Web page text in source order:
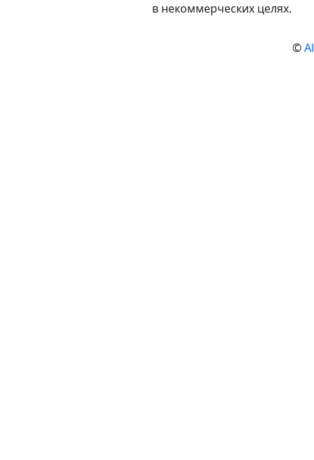
в некоммерческих целях.
©